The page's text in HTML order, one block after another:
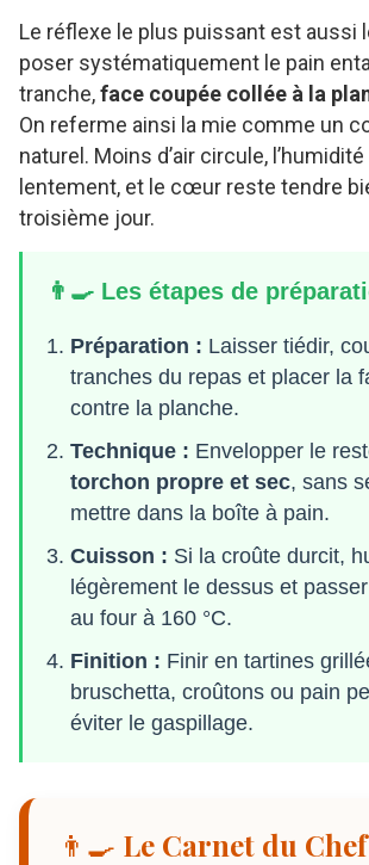
Le réflexe le plus puissant est aussi
poser systématiquement le pain
tranche,face coupée collée à la
On referme ainsi la mie comme un
naturel. Moins d’air circule,
lentement, et le cœur reste tendre
troisième jour.
👨‍🍳 Les étapes de
Préparation : Laisser tiédir,
tranches du repas et placer la
contre la planche.
Technique : Envelopper le
torchon propre et sec, sans
mettre dans la boîte à pain.
Cuisson : Si la croûte durcit,
légèrement le dessus et
au four à 160 °C.
Finition : Finir en tartines
bruschetta, croûtons ou pain
éviter le gaspillage.
👨‍🍳 Le Carnet du Chef